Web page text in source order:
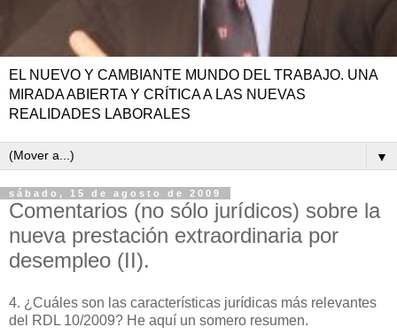
EL NUEVO Y CAMBIANTE MUNDO DEL TRABAJO. UNA
MIRADA ABIERTA Y CRÍTICA A LAS NUEVAS
REALIDADES LABORALES
▼
sábado, 15 de agosto de 2009
Comentarios (no sólo jurídicos) sobre la
nueva prestación extraordinaria por
desempleo (II).
4. ¿Cuáles son las características jurídicas más relevantes
del RDL 10/2009? He aquí un somero resumen.